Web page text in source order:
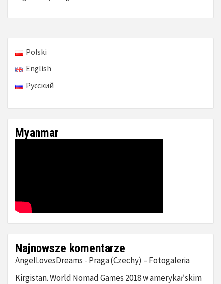
Polski
English
Русский
Myanmar
Najnowsze komentarze
AngelLovesDreams - Praga (Czechy) – Fotogaleria
Kirgistan. World Nomad Games 2018 w amerykańskim